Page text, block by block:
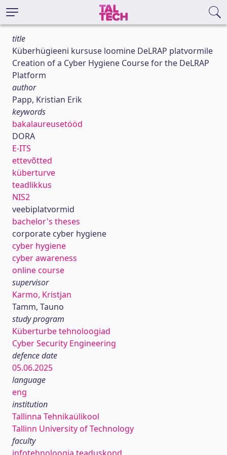
title
Küberhügieeni kursuse loomine DeLRAP platvormile
Creation of a Cyber Hygiene Course for the DeLRAP
Platform
author
Papp, Kristian Erik
keywords
bakalaureusetööd
DORA
E-ITS
ettevõtted
küberturve
teadlikkus
NIS2
veebiplatvormid
bachelor's theses
corporate cyber hygiene
cyber hygiene
cyber awareness
online course
supervisor
Karmo, Kristjan
Tamm, Tauno
study program
Küberturbe tehnoloogiad
Cyber Security Engineering
defence date
05.06.2025
language
eng
institution
Tallinna Tehnikaülikool
Tallinn University of Technology
faculty